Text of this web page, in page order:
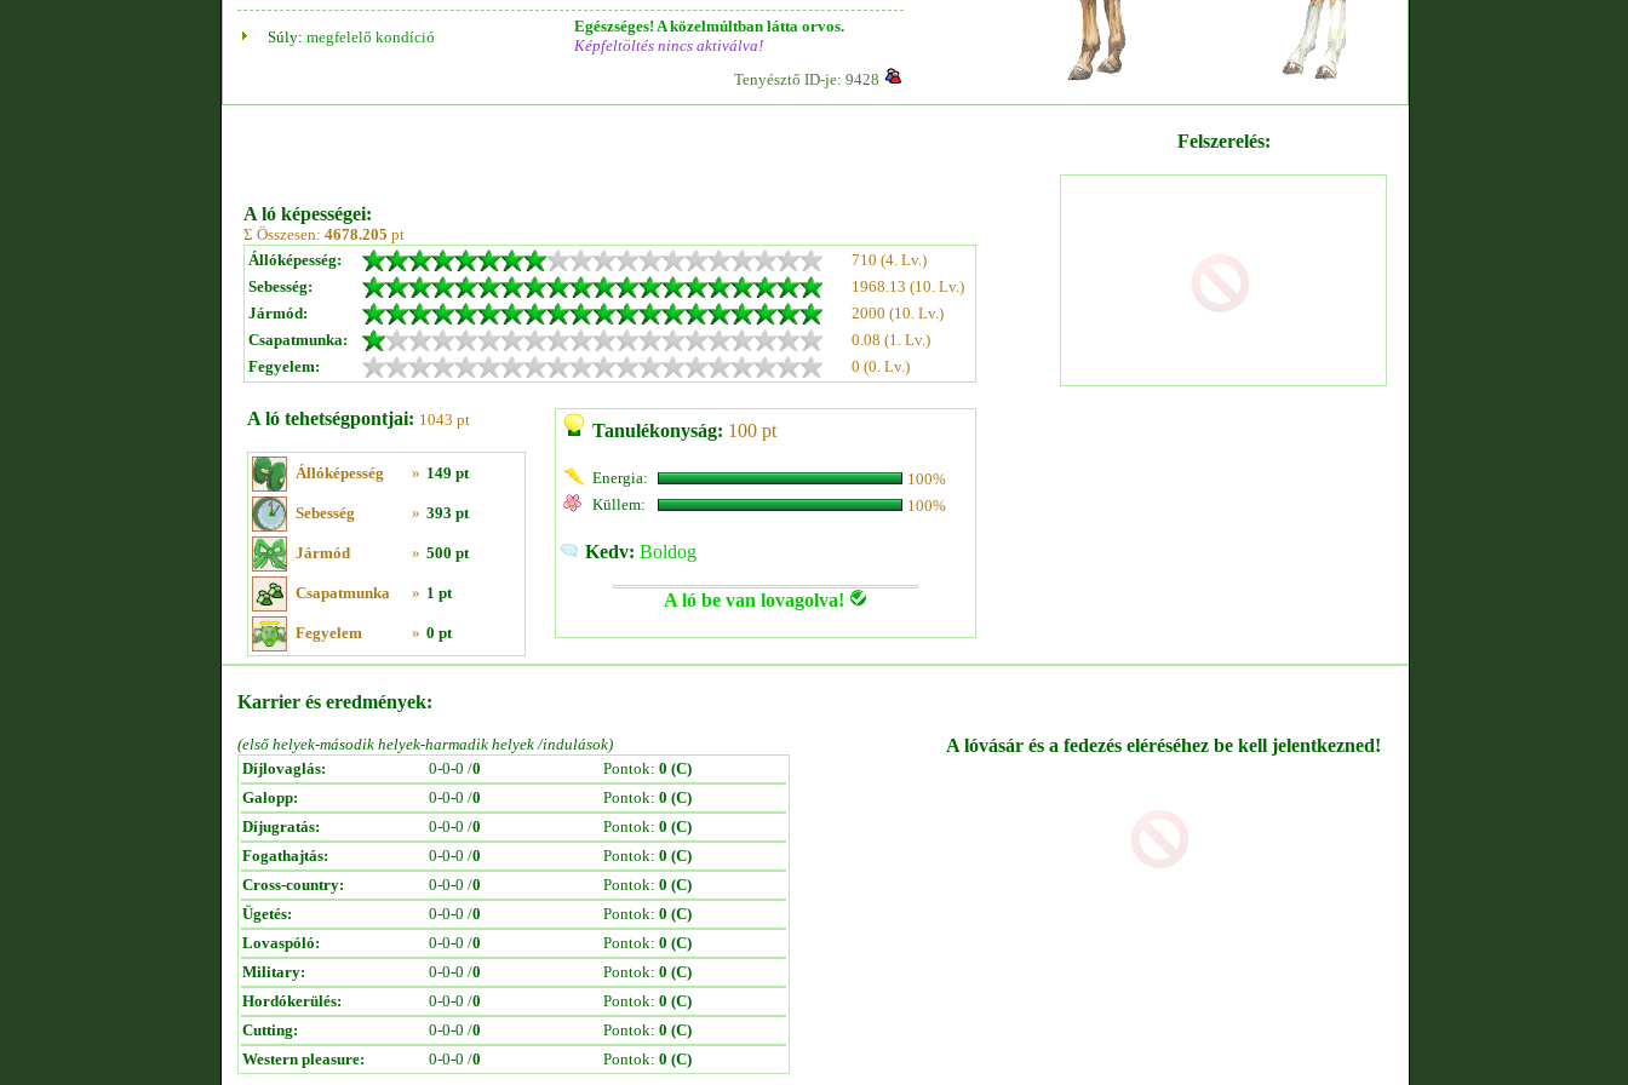
Súly: megfelelő kondíció
Egészséges! A közelmúltban látta orvos.
Képfeltöltés nincs aktiválva!
Tenyésztő ID-je: 9428
A ló képességei:
Σ Összesen: 4678.205 pt
Állóképesség:
710 (4. Lv.)
Sebesség:
1968.13 (10. Lv.)
Jármód:
2000 (10. Lv.)
Csapatmunka:
0.08 (1. Lv.)
Fegyelem:
0 (0. Lv.)
A ló tehetségpontjai: 1043 pt
Állóképesség » 149 pt
Sebesség » 393 pt
Jármód » 500 pt
Csapatmunka » 1 pt
Fegyelem » 0 pt
Tanulékonyság: 100 pt
Energia:
100%
Küllem:
100%
Kedv: Boldog
A ló be van lovagolva!
Felszerelés:
Karrier és eredmények:
(első helyek-második helyek-harmadik helyek /indulások)
Díjlovaglás:
0-0-0 /0 Pontok: 0 (C)
Galopp:
0-0-0 /0 Pontok: 0 (C)
Díjugratás:
0-0-0 /0 Pontok: 0 (C)
Fogathajtás:
0-0-0 /0 Pontok: 0 (C)
Cross-country:
0-0-0 /0 Pontok: 0 (C)
Ügetés:
0-0-0 /0 Pontok: 0 (C)
Lovaspóló:
0-0-0 /0 Pontok: 0 (C)
Military:
0-0-0 /0 Pontok: 0 (C)
Hordókerülés:
0-0-0 /0 Pontok: 0 (C)
Cutting:
0-0-0 /0 Pontok: 0 (C)
Western pleasure:
0-0-0 /0 Pontok: 0 (C)
A lóvásár és a fedezés eléréséhez be kell jelentkezned!